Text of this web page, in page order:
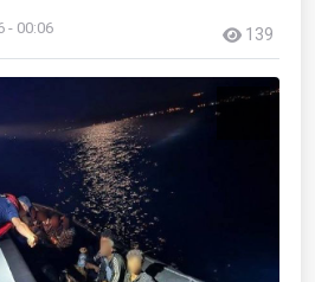
- 00:06 139